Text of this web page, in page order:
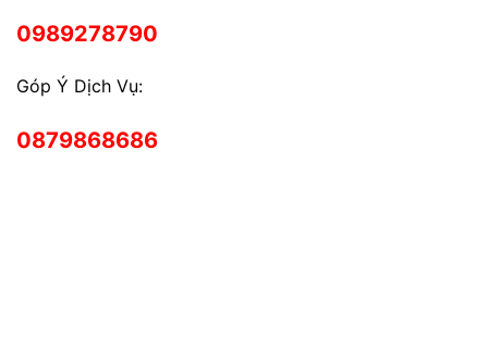
0989278790
Góp Ý Dịch Vụ:
0879868686